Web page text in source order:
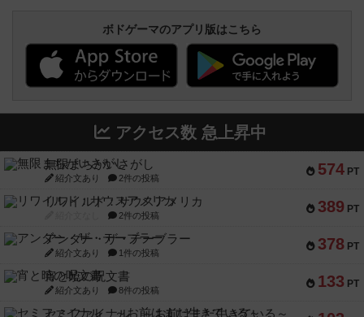
ボドゲーマのアプリ版はこちら
アクセス数 急上昇中
574 PT
無限まちがいさがし
紹介文あり 2件の投稿
389 PT
リワイルド：サウスアメリカ
2件の投稿
378 PT
アンダー・ザ・テーブラー
紹介文あり 1件の投稿
133 PT
宵と暁の呪文書
紹介文あり 8件の投稿
セミファイナル ～お前はまだ生きている～